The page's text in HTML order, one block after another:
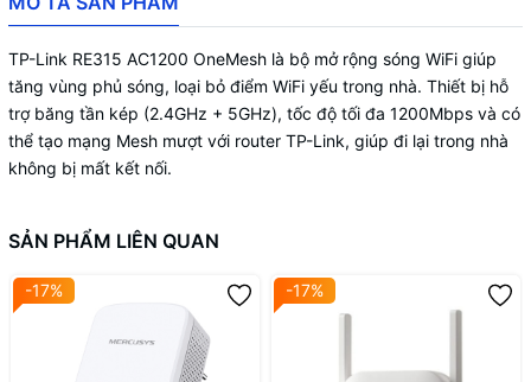
System Requirements
Safari 4.0 hoặc các trình duyệt Java
khác
Nhiệt độ hoạt động 0℃~40℃
Độ ẩm lưu trữ 5%~90% không ngưng tụ
TP-Link RE315 AC1200 OneMesh là bộ mở rộng sóng WiFi giúp
tăng vùng phủ sóng, loại bỏ điểm WiFi yếu trong nhà. Thiết bị hỗ
trợ băng tần kép (2.4GHz + 5GHz), tốc độ tối đa 1200Mbps và có
thể tạo mạng Mesh mượt với router TP-Link, giúp đi lại trong nhà
không bị mất kết nối.
SẢN PHẨM LIÊN QUAN
-17% -17%